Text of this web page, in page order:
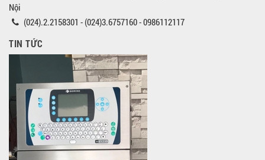
Nội
(024).2.2158301 - (024)3.6757160 - 0986112117
TIN TỨC